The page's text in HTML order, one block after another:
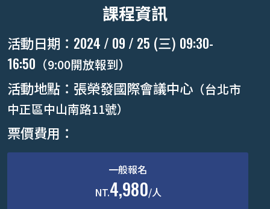
課程資訊
活動日期： 2024 / 09 / 25 (三) 09:30-
16:50 （9:00開放報到）
活動地點：張榮發國際會議中心 （台北市
中正區中山南路11號）
票價費用：
一般報名
NT.4,980/人